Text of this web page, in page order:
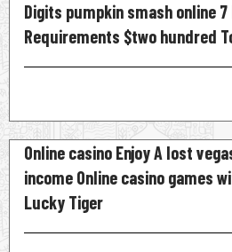
Digits pumpkin smash online
Requirements $two hundred
Online casino Enjoy A lost
income Online casino games
Lucky Tiger